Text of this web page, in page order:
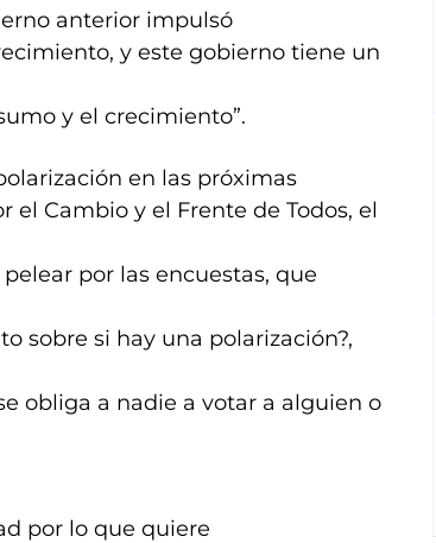
anterior impulsó
y este gobierno tiene un
y el crecimiento”.
en las próximas
el Cambio y el Frente de Todos, el
por las encuestas, que
sobre si hay una polarización?,
obliga a nadie a votar a alguien o
por lo que quiere